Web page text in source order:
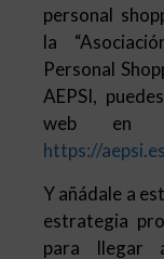
personal
la
Personal
AEPSI,
web en
https://
Y añádale a
estrategia
para llegar